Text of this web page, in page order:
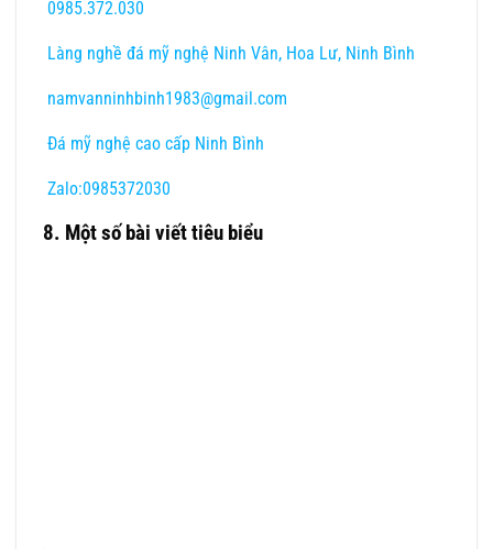
0985.372.030
Làng nghề đá mỹ nghệ Ninh Vân, Hoa Lư, Ninh Bình
namvanninhbinh1983@gmail.com
Đá mỹ nghệ cao cấp Ninh Bình
Zalo:0985372030
8. Một số bài viết tiêu biểu